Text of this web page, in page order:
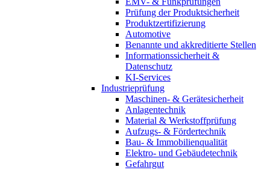
Prüfung der Produktsicherheit
Produktzertifizierung
Automotive
Benannte und akkreditierte Stellen
Informationssicherheit &
Datenschutz
KI-Services
Industrieprüfung
Maschinen- & Gerätesicherheit
Anlagentechnik
Material & Werkstoffprüfung
Aufzugs- & Fördertechnik
Bau- & Immobilienqualität
Elektro- und Gebäudetechnik
Gefahrgut